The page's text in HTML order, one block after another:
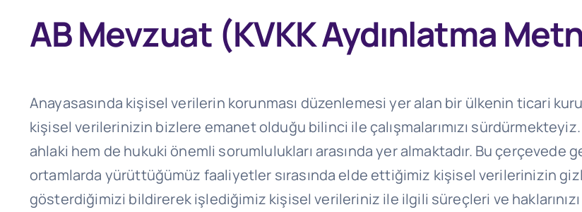
AB Mevzuat (KVKK Aydınlatma
Anayasasında kişisel verilerin korunması düzenlemesi yer alan bir ülkenin ticari
kişisel verilerinizin bizlere emanet olduğu bilinci ile çalışmalarımızı
ahlaki hem de hukuki önemli sorumlulukları arasında yer almaktadır. Bu
ortamlarda yürüttüğümüz faaliyetler sırasında elde ettiğimiz kişisel verilerinizin
gösterdiğimizi bildirerek işlediğimiz kişisel verileriniz ile ilgili süreçleri ve haklarınızı